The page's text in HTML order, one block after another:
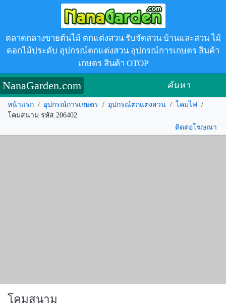
ตลาดกลางขายต้นไม้ ตกแต่งสวน รับจัดสวน บ้านและสวน ไม้
ดอกไม้ประดับ อุปกรณ์ตกแต่งสวน อุปกรณ์การเกษตร สินค้า
เกษตร สินค้า OTOP
NanaGarden.com ค้นหา
หน้าแรก / อุปกรณ์การเกษตร / อุปกรณ์ตกแต่งสวน / โคมไฟ /
โคมสนาม รหัส.206402
ติดต่อโฆษณา
โคมสนาม